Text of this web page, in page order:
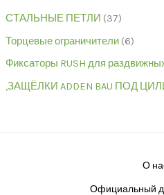
СТАЛЬНЫЕ ПЕТЛИ 37
Торцевые ограничители 6
Фиксаторы RUSH для
,ЗАЩЁЛКИ ADDEN BAU ПОД
О
Официальный